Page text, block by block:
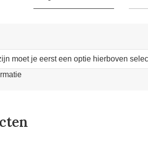
moet je eerst een optie hierboven